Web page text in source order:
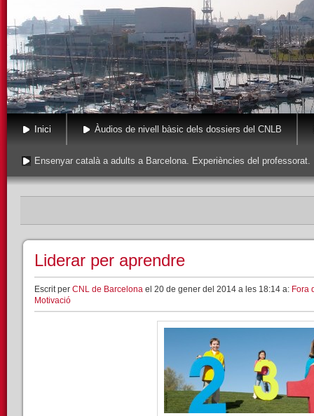
Inici Àudios de nivell bàsic dels dossiers del CNLB
Ensenyar català a adults a Barcelona. Experiències del professorat.
Liderar per aprendre
Escrit per CNL de Barcelona el 20 de gener del 2014 a les 18:14 a: Fora
Motivació